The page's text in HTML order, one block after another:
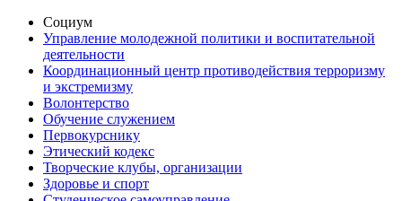
Социум
Управление молодежной политики и воспитательной
деятельности
Координационный центр противодействия терроризму
и экстремизму
Волонтерство
Обучение служением
Первокурснику
Этический кодекс
Творческие клубы, организации
Здоровье и спорт